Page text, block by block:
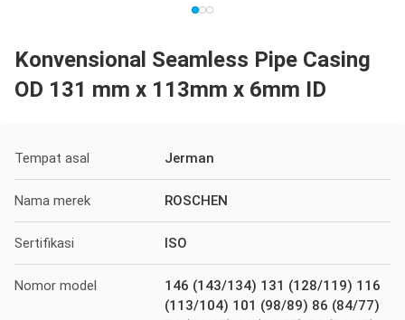
Konvensional Seamless Pipe Casing
OD 131 mm x 113mm x 6mm ID
Tempat asal Jerman
Nama merek ROSCHEN
Sertifikasi ISO
Nomor model
146 (143/134) 131 (128/119) 116
(113/104) 101 (98/89) 86 (84/77)